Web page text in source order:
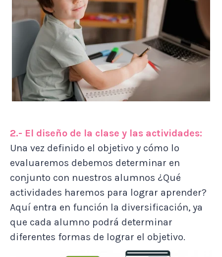
2.- El diseño de la clase y las actividades:
Una vez definido el objetivo y cómo lo
evaluaremos debemos determinar en
conjunto con nuestros alumnos ¿Qué
actividades haremos para lograr aprender?
Aquí entra en función la diversificación, ya
que cada alumno podrá determinar
diferentes formas de lograr el objetivo.